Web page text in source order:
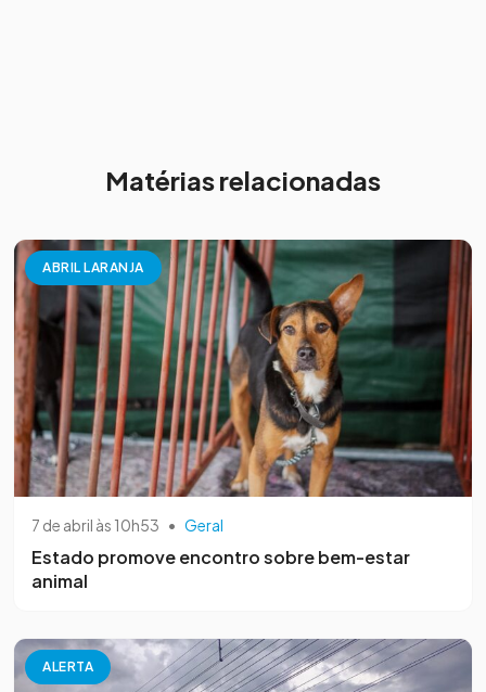
Matérias relacionadas
ABRIL LARANJA
7 de abril às 10h53 • Geral
Estado promove encontro sobre bem-estar
animal
ALERTA